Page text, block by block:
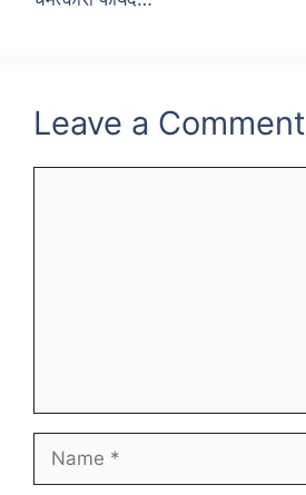
Leave a Comment
Name